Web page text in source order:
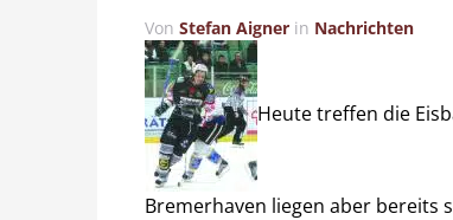
Von Stefan Aigner in Nachrichten
Heute treffen die
Bremerhaven liegen aber bereits